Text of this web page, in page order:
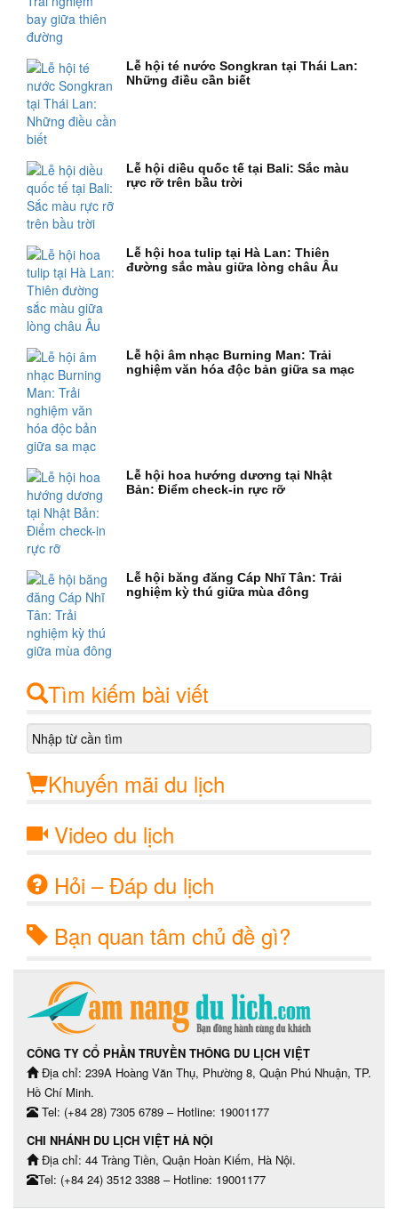
Lễ hội té nước Songkran tại Thái Lan:
Những điều cần biết
Lễ hội diều quốc tế tại Bali: Sắc màu
rực rỡ trên bầu trời
Lễ hội hoa tulip tại Hà Lan: Thiên
đường sắc màu giữa lòng châu Âu
Lễ hội âm nhạc Burning Man: Trải
nghiệm văn hóa độc bản giữa sa mạc
Lễ hội hoa hướng dương tại Nhật
Bản: Điểm check-in rực rỡ
Lễ hội băng đăng Cáp Nhĩ Tân: Trải
nghiệm kỳ thú giữa mùa đông
Tìm kiếm bài viết
Khuyến mãi du lịch
Video du lịch
Hỏi – Đáp du lịch
Bạn quan tâm chủ đề gì?
CÔNG TY CỔ PHẦN TRUYỀN THÔNG DU LỊCH VIỆT
Địa chỉ: 239A Hoàng Văn Thụ, Phường 8, Quận Phú Nhuận, TP.
Hồ Chí Minh.
Tel: (+84 28) 7305 6789 – Hotline: 19001177
CHI NHÁNH DU LỊCH VIỆT HÀ NỘI
Địa chỉ: 44 Tràng Tiền, Quận Hoàn Kiếm, Hà Nội.
Tel: (+84 24) 3512 3388 – Hotline: 19001177